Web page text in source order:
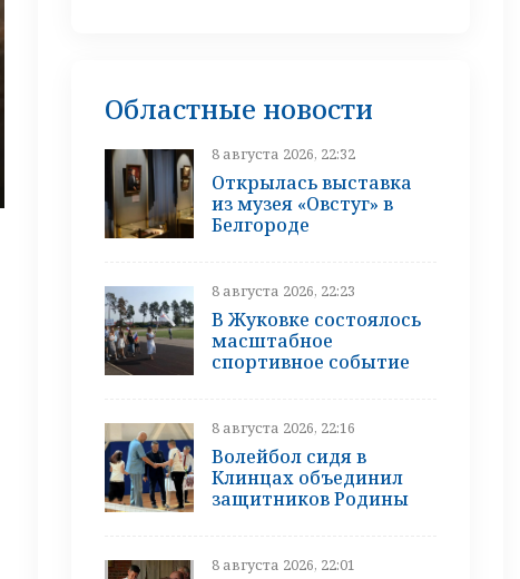
Областные новости
8 августа 2026, 22:32
Открылась выставка
из музея «Овстуг» в
Белгороде
8 августа 2026, 22:23
В Жуковке состоялось
масштабное
спортивное событие
8 августа 2026, 22:16
Волейбол сидя в
Клинцах объединил
защитников Родины
8 августа 2026, 22:01